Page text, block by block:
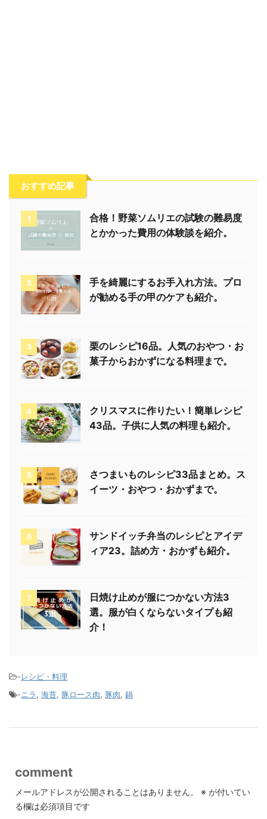
おすすめ記事
1
合格！野菜ソムリエの試験の難易度
とかかった費用の体験談を紹介。
2
手を綺麗にするお手入れ方法。プロ
が勧める手の甲のケアも紹介。
3
栗のレシピ16品。人気のおやつ・お
菓子からおかずになる料理まで。
4
クリスマスに作りたい！簡単レシピ
43品。子供に人気の料理も紹介。
5
さつまいものレシピ33品まとめ。ス
イーツ・おやつ・おかずまで。
6
サンドイッチ弁当のレシピとアイデ
ィア23。詰め方・おかずも紹介。
7
日焼け止めが服につかない方法3
選。服が白くならないタイプも紹
介！
-レシピ・料理
-ニラ, 海苔, 豚ロース肉, 豚肉, 鍋
comment
メールアドレスが公開されることはありません。 ※ が付いてい
る欄は必須項目です